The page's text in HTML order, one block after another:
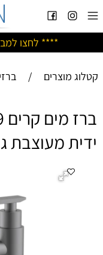
**** לחצו
קטלוג מוצרים /
ידית מעוצבת